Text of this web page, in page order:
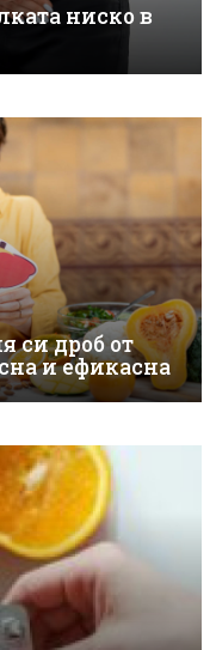
ниско в
си дроб от
и ефикасна